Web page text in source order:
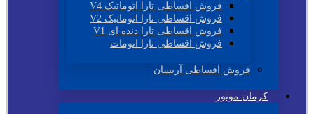
فروش اقساطی تارا اتوماتیک V4
فروش اقساطی تارا اتوماتیک V2
فروش اقساطی تارا دنده ای V1
فروش اقساطی تارا اتومات
فروش اقساطی آریسان
کرمان موتور